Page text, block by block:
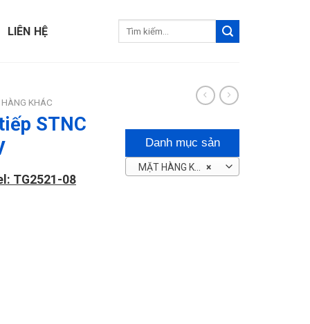
LIÊN HỆ
KHÁC
STNC
TG2521-08
Danh mục sản
phẩm ×
MẶT HÀNG KHÁC